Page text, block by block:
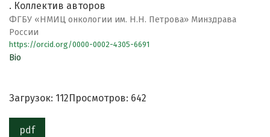
. Коллектив авторов
ФГБУ «НМИЦ онкологии им. Н.Н. Петрова» Минздрава
России
https://orcid.org/0000-0002-4305-6691
Bio
Загрузок: 112 Просмотров: 642
pdf